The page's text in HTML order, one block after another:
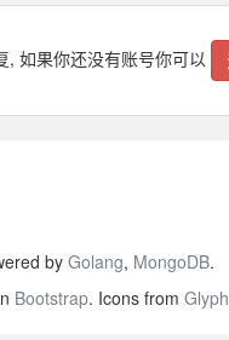
, 如果你还没有账号你可以
by Golang, MongoDB.
Bootstrap. Icons from